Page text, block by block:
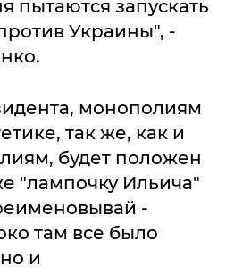
пытаются запускать
Украины", -
монополиям
так же, как и
будет положен
"лампочку Ильича"
-
там все было
и